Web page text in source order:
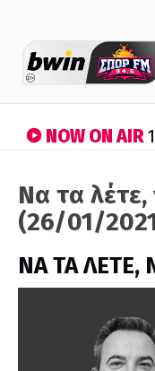
NOW ON AIR
Να τα
(26/01/
ΝΑ ΤΑ ΛΕΤΕ,